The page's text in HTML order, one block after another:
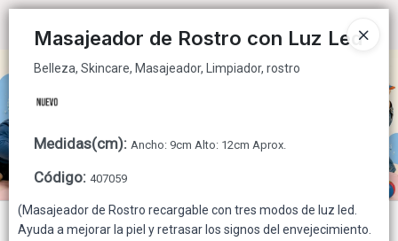
Belleza, Skincare, Masajeador, Limpiador, rostro
Masajeador de Rostro con Luz Led
Belleza, Skincare, Masajeador, Limpiador, rostro
Medidas(cm): Ancho: 9cm Alto: 12cm Aprox.
Código: 407059
(Masajeador de Rostro recargable con tres modos de luz led.
Ayuda a mejorar la piel y retrasar los signos del envejecimiento.
CÓMO COMPRAR
Menú